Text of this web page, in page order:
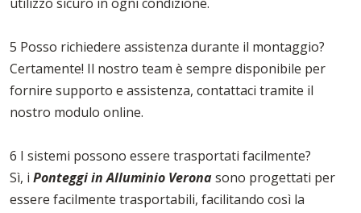
5 Posso richiedere assistenza durante il montaggio?
Certamente! Il nostro team è sempre disponibile per
fornire supporto e assistenza, contattaci tramite il
nostro modulo online.
6 I sistemi possono essere trasportati facilmente?
Sì, i Ponteggi in Alluminio Veronasono progettati per
essere facilmente trasportabili, facilitando così la